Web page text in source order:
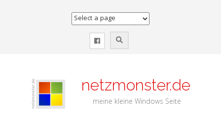
netzmonster.de
meine kleine Windows Seite